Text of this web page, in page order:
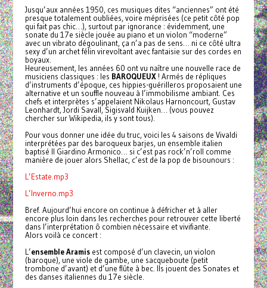
Jusqu’aux années 1950, ces musiques dites “anciennes” ont été
presque totalement oubliées, voire méprisées (ce petit côté pop
qui fait pas chic…), surtout par ignorance : évidemment, une
sonate du 17e siècle jouée au piano et un violon “moderne”
avec un vibrato dégoulinant, ça n’a pas de sens… ni ce côté ultra
sexy d’un archet félin virevoltant avec fantaisie sur des cordes en
boyaux.
Heureusement, les années 60 ont vu naître une nouvelle race de
musiciens classiques : les BAROQUEUX! Armés de répliques
d’instruments d’époque, ces hippies-guérilleros proposaient une
alternative et un souffle nouveau à l’immobilisme ambiant. Ces
chefs et interprètes s’appelaient Nikolaus Harnoncourt, Gustav
Leonhardt, Jordi Savall, Sigisvald Kuijken… (vous pouvez
chercher sur Wikipedia, ils y sont tous).
Pour vous donner une idée du truc, voici les 4 saisons de Vivaldi
interprétées par des baroqueux barjes, un ensemble italien
baptisé Il Giardino Armonico… si c’est pas rock’n’roll comme
manière de jouer alors Shellac, c’est de la pop de bisounours :
L’Estate.mp3
L’Inverno.mp3
Bref. Aujourd’hui encore on continue à défricher et à aller
encore plus loin dans les recherches pour retrouver cette liberté
dans l’interprétation ô combien nécessaire et vivifiante.
Alors voilà ce concert :
L’ensemble Aramisest composé d’un clavecin, un violon
(baroque), une viole de gambe, une sacqueboute (petit
trombone d’avant) et d’une flûte à bec. Ils jouent des Sonates et
des danses italiennes du 17e siècle.